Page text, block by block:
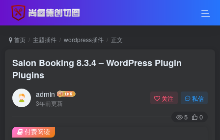
首页 主题插件 wordpress插件 正文
Salon Booking 8.3.4 – WordPress Plugin
Plugins
admin
3年前更新
关注 私信
5 0
付费阅读